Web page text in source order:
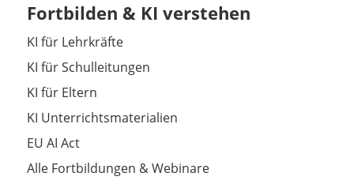
Fortbilden & KI verstehen
KI für Lehrkräfte
KI für Schulleitungen
KI für Eltern
KI Unterrichtsmaterialien
EU AI Act
Alle Fortbildungen & Webinare